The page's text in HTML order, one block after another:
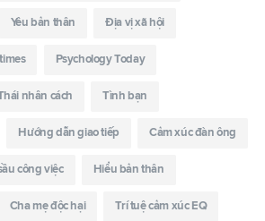
Yêu bản thân Địa vị xã hội
Psychology Today
nhân cách Tình bạn
Hướng dẫn giao tiếp Cảm xúc đàn ông
công việc Hiểu bản thân
Cha mẹ độc hại Trí tuệ cảm xúc EQ